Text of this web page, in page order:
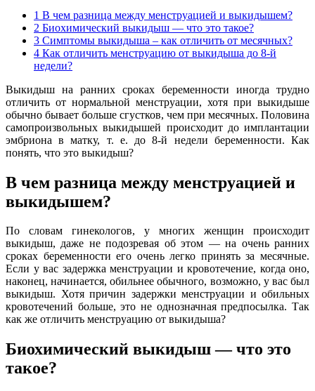
1 В чем разница между менструацией и выкидышем?
2 Биохимический выкидыш — что это такое?
3 Симптомы выкидыша – как отличить от месячных?
4 Как отличить менструацию от выкидыша до 8-й
недели?
Выкидыш на ранних сроках беременности иногда трудно
отличить от нормальной менструации, хотя при выкидыше
обычно бывает больше сгустков, чем при месячных. Половина
самопроизвольных выкидышей происходит до имплантации
эмбриона в матку, т. е. до 8-й недели беременности. Как
понять, что это выкидыш?
В чем разница между менструацией и
выкидышем?
По словам гинекологов, у многих женщин происходит
выкидыш, даже не подозревая об этом — на очень ранних
сроках беременности его очень легко принять за месячные.
Если у вас задержка менструации и кровотечение, когда оно,
наконец, начинается, обильнее обычного, возможно, у вас был
выкидыш. Хотя причин задержки менструации и обильных
кровотечений больше, это не однозначная предпосылка. Так
как же отличить менструацию от выкидыша?
Биохимический выкидыш — что это
такое?